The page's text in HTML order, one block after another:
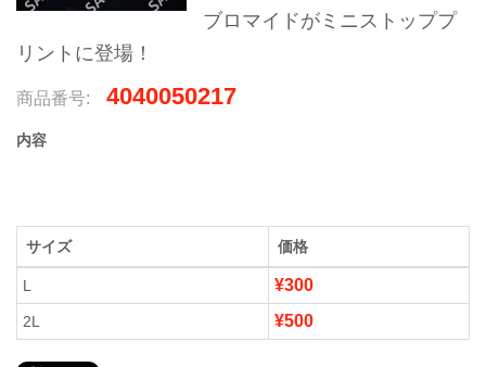
ブロマイドがミニストッププ
リントに登場！
商品番号: 4040050217
内容
サイズ 価格
L ¥300
2L ¥500